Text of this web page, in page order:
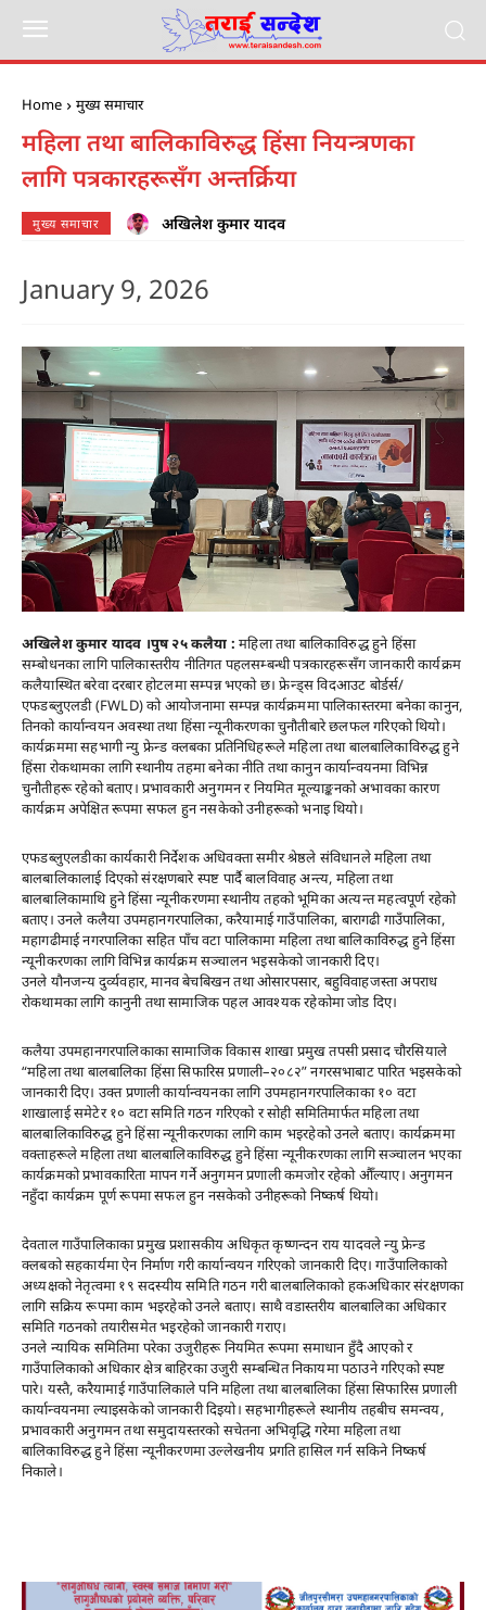
Home मुख्य समाचार
महिला तथा बालिकाविरुद्ध हिंसा नियन्त्रणका
लागि पत्रकारहरूसँग अन्तर्क्रिया
मुख्य समाचार अखिलेश कुमार यादव
January 9, 2026
अखिलेश कुमार यादव ।पुष २५ कलैया :महिला तथा बालिकाविरुद्ध हुने हिंसा
सम्बोधनका लागि पालिकास्तरीय नीतिगत पहलसम्बन्धी पत्रकारहरूसँग जानकारी कार्यक्रम
कलैयास्थित बरेवा दरबार होटलमा सम्पन्न भएको छ। फ्रेन्ड्स विदआउट बोर्डर्स/
एफडब्लुएलडी (FWLD) को आयोजनामा सम्पन्न कार्यक्रममा पालिकास्तरमा बनेका कानुन,
तिनको कार्यान्वयन अवस्था तथा हिंसा न्यूनीकरणका चुनौतीबारे छलफल गरिएको थियो।
कार्यक्रममा सहभागी न्यु फ्रेन्ड क्लबका प्रतिनिधिहरूले महिला तथा बालबालिकाविरुद्ध हुने
हिंसा रोकथामका लागि स्थानीय तहमा बनेका नीति तथा कानुन कार्यान्वयनमा विभिन्न
चुनौतीहरू रहेको बताए। प्रभावकारी अनुगमन र नियमित मूल्याङ्कनको अभावका कारण
कार्यक्रम अपेक्षित रूपमा सफल हुन नसकेको उनीहरूको भनाइ थियो।
एफडब्लुएलडीका कार्यकारी निर्देशक अधिवक्ता समीर श्रेष्ठले संविधानले महिला तथा
बालबालिकालाई दिएको संरक्षणबारे स्पष्ट पार्दै बालविवाह अन्त्य, महिला तथा
बालबालिकामाथि हुने हिंसा न्यूनीकरणमा स्थानीय तहको भूमिका अत्यन्त महत्वपूर्ण रहेको
बताए। उनले कलैया उपमहानगरपालिका, करैयामाई गाउँपालिका, बारागढी गाउँपालिका,
महागढीमाई नगरपालिका सहित पाँच वटा पालिकामा महिला तथा बालिकाविरुद्ध हुने हिंसा
न्यूनीकरणका लागि विभिन्न कार्यक्रम सञ्चालन भइसकेको जानकारी दिए।
उनले यौनजन्य दुर्व्यवहार, मानव बेचबिखन तथा ओसारपसार, बहुविवाहजस्ता अपराध
रोकथामका लागि कानुनी तथा सामाजिक पहल आवश्यक रहेकोमा जोड दिए।
कलैया उपमहानगरपालिकाका सामाजिक विकास शाखा प्रमुख तपसी प्रसाद चौरसियाले
“महिला तथा बालबालिका हिंसा सिफारिस प्रणाली–२०८२” नगरसभाबाट पारित भइसकेको
जानकारी दिए। उक्त प्रणाली कार्यान्वयनका लागि उपमहानगरपालिकाका १० वटा
शाखालाई समेटेर १० वटा समिति गठन गरिएको र सोही समितिमार्फत महिला तथा
बालबालिकाविरुद्ध हुने हिंसा न्यूनीकरणका लागि काम भइरहेको उनले बताए। कार्यक्रममा
वक्ताहरूले महिला तथा बालबालिकाविरुद्ध हुने हिंसा न्यूनीकरणका लागि सञ्चालन भएका
कार्यक्रमको प्रभावकारिता मापन गर्ने अनुगमन प्रणाली कमजोर रहेको औँल्याए। अनुगमन
नहुँदा कार्यक्रम पूर्ण रूपमा सफल हुन नसकेको उनीहरूको निष्कर्ष थियो।
देवताल गाउँपालिकाका प्रमुख प्रशासकीय अधिकृत कृष्णन्दन राय यादवले न्यु फ्रेन्ड
क्लबको सहकार्यमा ऐन निर्माण गरी कार्यान्वयन गरिएको जानकारी दिए। गाउँपालिकाको
अध्यक्षको नेतृत्वमा १९ सदस्यीय समिति गठन गरी बालबालिकाको हकअधिकार संरक्षणका
लागि सक्रिय रूपमा काम भइरहेको उनले बताए। साथै वडास्तरीय बालबालिका अधिकार
समिति गठनको तयारीसमेत भइरहेको जानकारी गराए।
उनले न्यायिक समितिमा परेका उजुरीहरू नियमित रूपमा समाधान हुँदै आएको र
गाउँपालिकाको अधिकार क्षेत्र बाहिरका उजुरी सम्बन्धित निकायमा पठाउने गरिएको स्पष्ट
पारे। यस्तै, करैयामाई गाउँपालिकाले पनि महिला तथा बालबालिका हिंसा सिफारिस प्रणाली
कार्यान्वयनमा ल्याइसकेको जानकारी दिइयो। सहभागीहरूले स्थानीय तहबीच समन्वय,
प्रभावकारी अनुगमन तथा समुदायस्तरको सचेतना अभिवृद्धि गरेमा महिला तथा
बालिकाविरुद्ध हुने हिंसा न्यूनीकरणमा उल्लेखनीय प्रगति हासिल गर्न सकिने निष्कर्ष
निकाले।